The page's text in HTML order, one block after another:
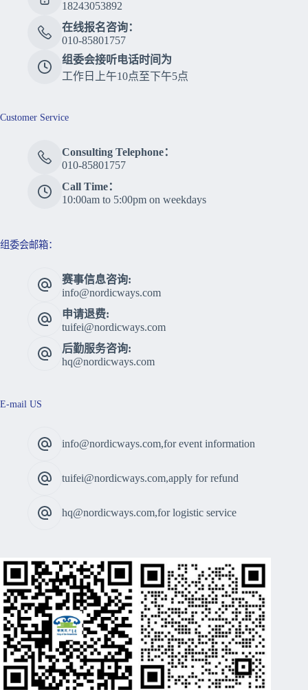
18243053892
在线报名咨询：
010-85801757
组委会接听电话时间为
工作日上午10点至下午5点
Customer Service
Consulting Telephone：
010-85801757
Call Time：
10:00am to 5:00pm on weekdays
组委会邮箱：
赛事信息咨询:
info@nordicways.com
申请退费:
tuifei@nordicways.com
后勤服务咨询:
hq@nordicways.com
E-mail US
info@nordicways.com,for event information
tuifei@nordicways.com,apply for refund
hq@nordicways.com,for logistic service